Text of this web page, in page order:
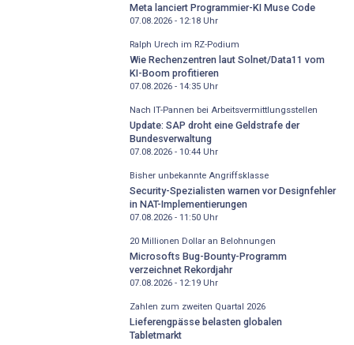
Meta lanciert Programmier-KI Muse Code
07.08.2026 - 12:18Uhr
Ralph Urech im RZ-Podium
Wie Rechenzentren laut Solnet/Data11 vom
KI-Boom profitieren
07.08.2026 - 14:35Uhr
Nach IT-Pannen bei Arbeitsvermittlungsstellen
Update: SAP droht eine Geldstrafe der
Bundesverwaltung
07.08.2026 - 10:44Uhr
Bisher unbekannte Angriffsklasse
Security-Spezialisten warnen vor Designfehler
in NAT-Implementierungen
07.08.2026 - 11:50Uhr
20 Millionen Dollar an Belohnungen
Microsofts Bug-Bounty-Programm
verzeichnet Rekordjahr
07.08.2026 - 12:19Uhr
Zahlen zum zweiten Quartal 2026
Lieferengpässe belasten globalen
Tabletmarkt